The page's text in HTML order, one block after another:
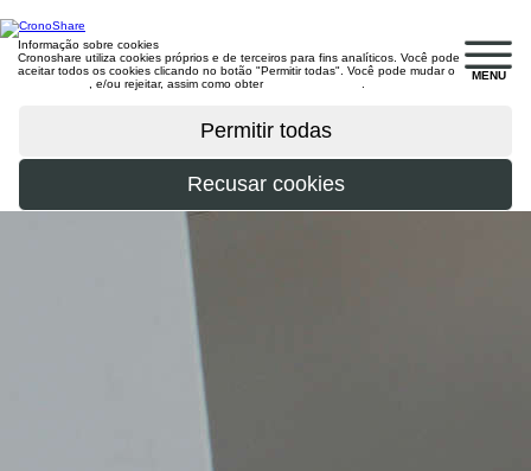
MENU
Informação sobre cookies
Cronoshare utiliza cookies próprios e de terceiros para fins analíticos. Você pode
aceitar todos os cookies clicando no botão "Permitir todas". Você pode mudar o
, e/ou rejeitar, assim como obter